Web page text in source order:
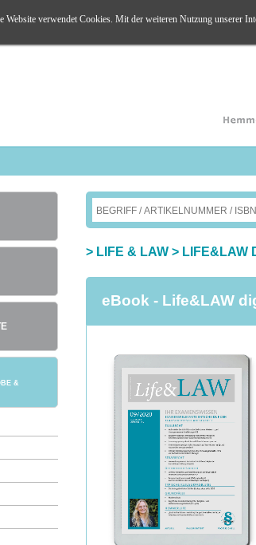
&
> LIFE & LAW > LIFE&LAW
eBook - Life&LAW
Website verwendet Cookies. Mit der weiteren Nutzung unserer